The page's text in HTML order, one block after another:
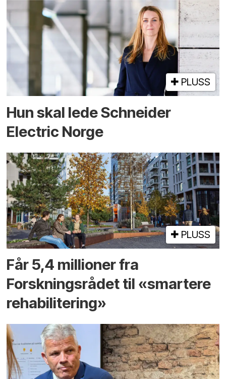
PLUSS
Hun skal lede Schneider
Electric Norge
PLUSS
Får 5,4 millioner fra
Forskningsrådet til «smartere
rehabilitering»